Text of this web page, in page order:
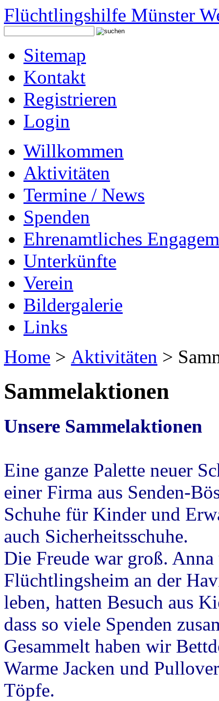
Flüchtlingshilfe Münster
Sitemap
Kontakt
Registrieren
Login
Willkommen
Aktivitäten
Termine / News
Spenden
Ehrenamtliches
Unterkünfte
Verein
Bildergalerie
Links
Home > Aktivitäten >
Sammelaktionen
Unsere Sammelaktionen
Eine ganze Palette neuer
einer Firma aus Senden-
Schuhe für Kinder und
auch Sicherheitsschuhe.
Die Freude war groß.
Flüchtlingsheim an der
leben, hatten Besuch aus
dass so viele Spenden
Gesammelt haben wir
Warme Jacken und
Töpfe.